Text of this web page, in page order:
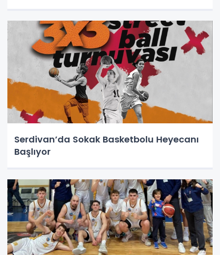
Serdivan’da Sokak Basketbolu Heyecanı
Başlıyor